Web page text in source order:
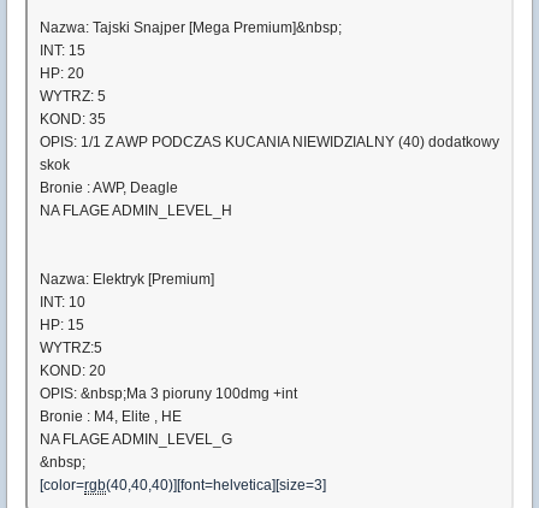
Nazwa: Tajski Snajper [Mega Premium]&nbsp;
INT: 15
HP: 20
WYTRZ: 5
KOND: 35
OPIS: 1/1 Z AWP PODCZAS KUCANIA NIEWIDZIALNY (40) dodatkowy
skok
Bronie : AWP, Deagle
NA FLAGE ADMIN_LEVEL_H
Nazwa: Elektryk [Premium]
INT: 10
HP: 15
WYTRZ:5
KOND: 20
OPIS: &nbsp;Ma 3 pioruny 100dmg +int
Bronie : M4, Elite , HE
NA FLAGE ADMIN_LEVEL_G
&nbsp;
[color=rgb(40,40,40)][font=helvetica][size=3]